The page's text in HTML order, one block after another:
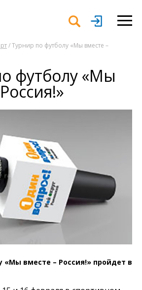
/ Турнир по футболу «Мы вместе –
футболу «Мы
«Мы вместе – Россия!» пройдет в